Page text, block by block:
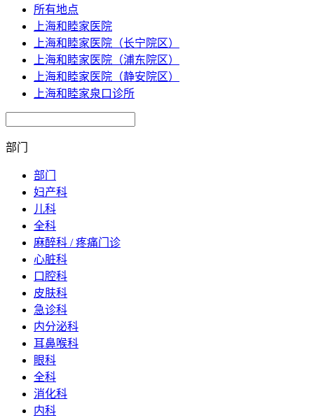
所有地点
上海和睦家医院
上海和睦家医院（长宁院区）
上海和睦家医院（浦东院区）
上海和睦家医院（静安院区）
上海和睦家泉口诊所
部门
部门
妇产科
儿科
全科
麻醉科 / 疼痛门诊
心脏科
口腔科
皮肤科
急诊科
内分泌科
耳鼻喉科
眼科
全科
消化科
内科